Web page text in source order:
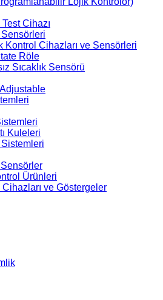
Cihazı
Kontrol Cihazları ve Sensörleri
Röle
Sıcaklık Sensörü
Kuleleri
Ürünleri
Cihazları ve Göstergeler